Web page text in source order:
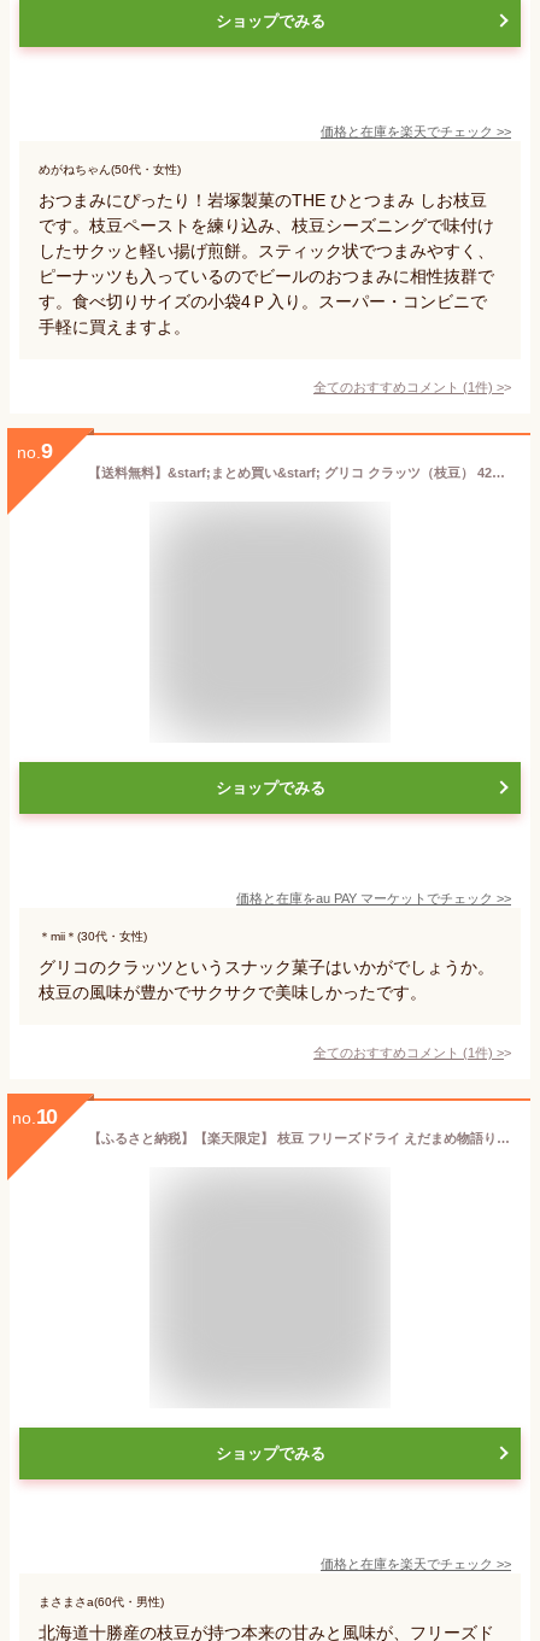
ショップでみる
価格と在庫を楽天でチェック >>
めがねちゃん(50代・女性)
おつまみにぴったり！岩塚製菓のTHE ひとつまみ しお枝豆
です。枝豆ペーストを練り込み、枝豆シーズニングで味付け
したサクッと軽い揚げ煎餅。スティック状でつまみやすく、
ピーナッツも入っているのでビールのおつまみに相性抜群で
す。食べ切りサイズの小袋4Ｐ入り。スーパー・コンビニで
手軽に買えますよ。
全てのおすすめコメント (1件) >
no. 9
【送料無料】&starf;まとめ買い&starf; グリコ クラッツ（枝豆） 42ｇ ×12個【イージャパンモール】
ショップでみる
価格と在庫をau PAY マーケット でチェック >>
＊mii＊(30代・女性)
グリコのクラッツというスナック菓子はいかがでしょうか。
枝豆の風味が豊かでサクサクで美味しかったです。
全てのおすすめコメント (1件) >
no. 10
【ふるさと納税】【楽天限定】 枝豆 フリーズドライ えだまめ物語り 25g / おやつ おつまみ 料理 お菓子 作り 製菓 材料 スイーツ 豆 ごはん ポタージュ スープ トッピング 送料無料 お試し 北海道 十勝 芽室町 1,500円 1500円 1500
ショップでみる
価格と在庫を楽天でチェック >>
まさまさa(60代・男性)
北海道十勝産の枝豆が持つ本来の甘みと風味が、フリーズド